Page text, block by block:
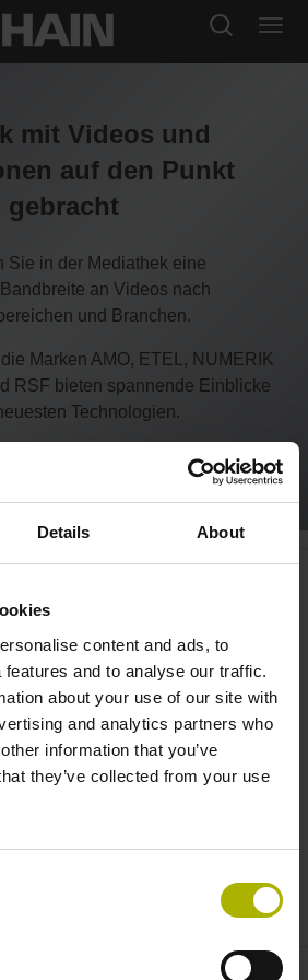
Details About
content and ads, to
and to analyse our traffic.
about your use of our site with
and analytics partners who
information that you’ve
they’ve collected from your use
mit Videos und
auf den Punkt
gebracht
Sie in der Mediathek eine
an Videos nach
und Branchen.
Marken AMO, ETEL, NUMERIK
RSF bieten spannende Einblicke
Technologien.
Einrichten mit
OC 310 |
OC 310